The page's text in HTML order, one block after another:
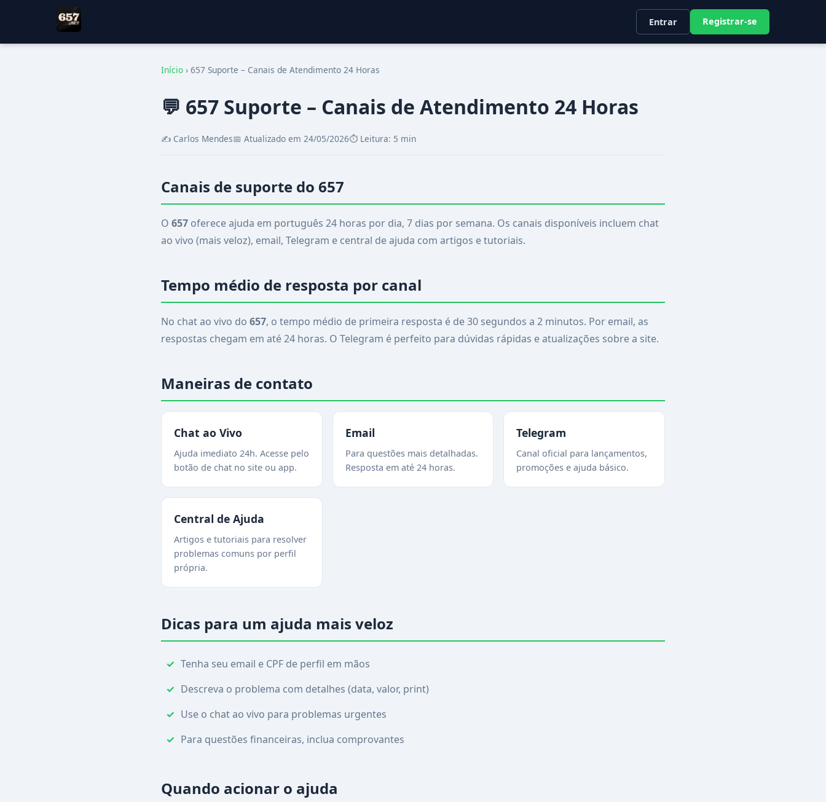
Entrar Registrar-se
Início › 657 Suporte – Canais de Atendimento 24 Horas
💬 657 Suporte – Canais de Atendimento 24 Horas
✍️ Carlos Mendes📅 Atualizado em 24/05/2026⏱️ Leitura: 5 min
Canais de suporte do 657
O 657 oferece ajuda em português 24 horas por dia, 7 dias por semana. Os canais disponíveis incluem chat
ao vivo (mais veloz), email, Telegram e central de ajuda com artigos e tutoriais.
Tempo médio de resposta por canal
No chat ao vivo do 657, o tempo médio de primeira resposta é de 30 segundos a 2 minutos. Por email, as
respostas chegam em até 24 horas. O Telegram é perfeito para dúvidas rápidas e atualizações sobre a site.
Maneiras de contato
Chat ao Vivo
Ajuda imediato 24h. Acesse pelo
botão de chat no site ou app.
Email
Para questões mais detalhadas.
Resposta em até 24 horas.
Telegram
Canal oficial para lançamentos,
promoções e ajuda básico.
Central de Ajuda
Artigos e tutoriais para resolver
problemas comuns por perfil
própria.
Dicas para um ajuda mais veloz
Tenha seu email e CPF de perfil em mãos
Descreva o problema com detalhes (data, valor, print)
Use o chat ao vivo para problemas urgentes
Para questões financeiras, inclua comprovantes
Quando acionar o ajuda